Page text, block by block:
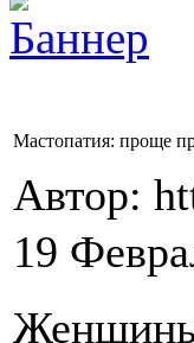
Мастопатия: проще
Автор:
19